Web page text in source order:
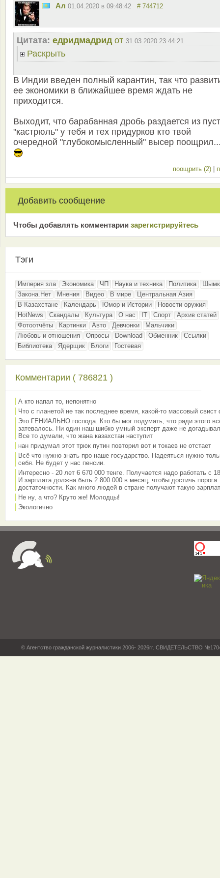
Ал 01.04.2020 в 09:48:42 # 744712
Цитата: едридмадрид от 31.03.2020 23:44:21
Раскрыть
В Индии введен полный карантин, так что
ее экономики в ближайшее время ждать не
приходится.
Выходит, что барабанная дробь раздается из
"кастрюль" у тебя и тех придурков кто твой
очередной "глубокомысленный" высер
поощрить (2)
Добавить сообщение
Чтобы добавлять комментарии зарeгиcтрирyйтeсь
Тэги
Империя зла Экономика ЧП Наука и техника Политика
Закона.Нет
Мнения Видео В мире
Центральная Азия
В Казахстане
Календарь Юмор и Истории
Новости оружия
HotNews
Скандалы Культура О нас IT Спорт
Архив статей
Фотоотчёты
Картинки Авто Девчонки
Мальчики
Любовь и отношения
Опросы Download Обменник
Ссылки
Библиотека
Ядерщик Блоги Гостевая
Комментарии ( 786821 )
А кто напал то, непонятно
Что с планетой не так последнее время, какой-то массовый свист
Это ГЕНИАЛЬНО господа. Кто бы мог подумать, что ради этого
затевалось. Ни один наш шибко умный эксперт даже не
Все то думали, что жана казахстан наступит
нан придумал этот трюк путин повторил вот и токаев не отстает
Всё что нужно знать про наше государство. Надеяться нужно
себя. Не будет у нас пенсии.
Интересно - 20 лет 6 670 000 тенге. Получается надо работать с
И зарплата должна быть 2 800 000 в месяц, чтобы достичь порога
достаточности. Как много людей в стране получают такую
Не ну, а что? Круто же! Молодцы!
Экологично
© Агентство гражданской журналистики 2006- 2026гг. СВИДЕТЕЛЬСТВО